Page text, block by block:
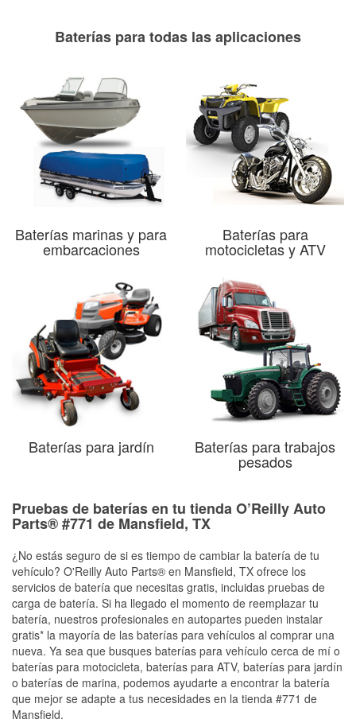
Baterías para todas las aplicaciones
Baterías marinas y para
embarcaciones
Baterías para
motocicletas y ATV
Baterías para jardín Baterías para trabajos
pesados
Pruebas de baterías en tu tienda O’Reilly Auto
Parts® #771 de Mansfield, TX
¿No estás seguro de si es tiempo de cambiar la batería de tu
vehículo? O'Reilly Auto Parts® en Mansfield, TX ofrece los
servicios de batería que necesitas gratis, incluidas pruebas de
carga de batería. Si ha llegado el momento de reemplazar tu
batería, nuestros profesionales en autopartes pueden instalar
gratis* la mayoría de las baterías para vehículos al comprar una
nueva. Ya sea que busques baterías para vehículo cerca de mí o
baterías para motocicleta, baterías para ATV, baterías para jardín
o baterías de marina, podemos ayudarte a encontrar la batería
que mejor se adapte a tus necesidades en la tienda #771 de
Mansfield.